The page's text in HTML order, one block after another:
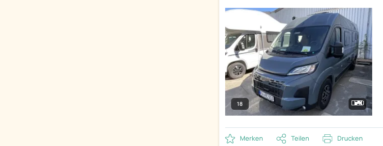
18
Merken Teilen Drucken